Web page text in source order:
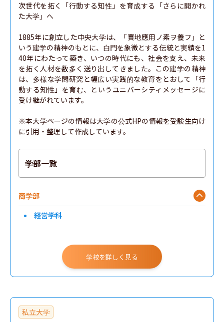
次世代を拓く「行動する知性」を育成する「さらに開かれ
た大学」へ
1885年に創立した中央大学は、「實地應用ノ素ヲ養フ」と
いう建学の精神のもとに、白門を象徴とする伝統と実績を1
40年にわたって築き、いつの時代にも、社会を支え、未来
を拓く人材を数多く送り出してきました。この建学の精神
は、多様な学問研究と幅広い実践的な教育をとおして「行
動する知性」を育む、というユニバーシティメッセージに
受け継がれています。
※本大学ページの情報は大学の公式HPの情報を受験生向け
に引用・整理して作成しています。
学部一覧
商学部
経営学科
学校を詳しく見る
私立大学